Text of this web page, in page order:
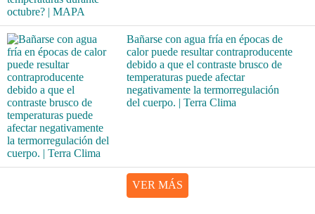
Bañarse con agua fría en épocas de
calor puede resultar contraproducente
debido a que el contraste brusco de
temperaturas puede afectar
negativamente la termorregulación
del cuerpo. | Terra Clima
VER MÁS